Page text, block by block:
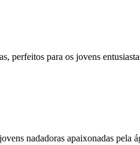
perfeitos para os jovens
nadadoras apaixonadas